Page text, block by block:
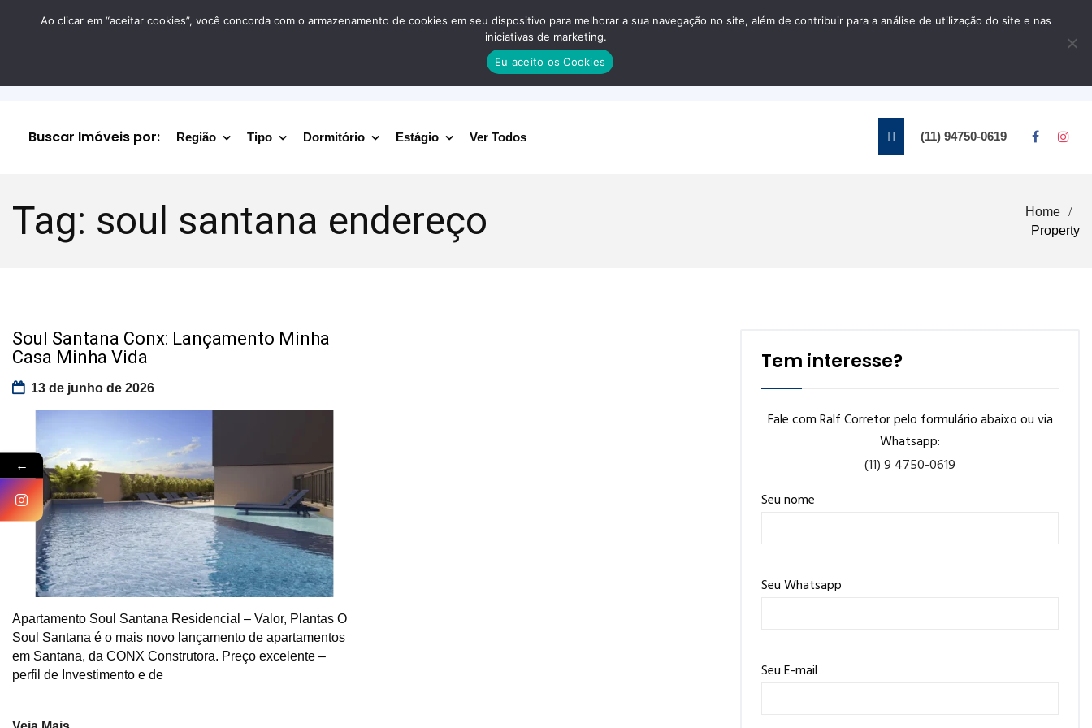
Contato
Buscar Imóveis por: Região Tipo Dormitório Estágio Ver Todos (11) 94750-0619
Tag: soul santana endereço
Home
Property
Soul Santana Conx: Lançamento Minha
Casa Minha Vida
13 de junho de 2026
Apartamento Soul Santana Residencial – Valor, Plantas O
Soul Santana é o mais novo lançamento de apartamentos
em Santana, da CONX Construtora. Preço excelente –
perfil de Investimento e de
Tem interesse?
Fale com Ralf Corretor pelo formulário abaixo ou via
Whatsapp:
(11) 9 4750-0619
Seu nome
Seu Whatsapp
Seu E-mail
←
Ao clicar em “aceitar cookies”, você concorda com o armazenamento de cookies em seu dispositivo para melhorar a sua navegação no site, além de contribuir para a análise de utilização do site e nas
iniciativas de marketing.
Eu aceito os Cookies